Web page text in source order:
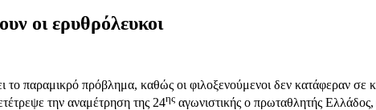
οι ερυθρόλευκοι
το παραμικρό πρόβλημα, καθώς οι φιλοξενούμενοι δεν κατάφεραν
την αναμέτρηση της 24ης αγωνιστικής ο πρωταθλητής